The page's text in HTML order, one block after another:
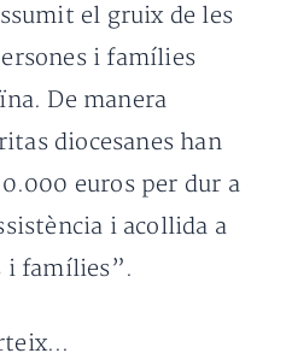
el gruix de les
i famílies
De manera
diocesanes han
euros per dur a
i acollida a
i famílies”.